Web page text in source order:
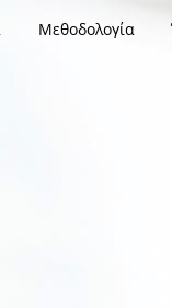
Μεθοδολογία